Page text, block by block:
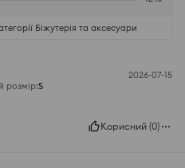
Біжутерія та aксесуари
2026-07-15
розмір:S
Корисний (0)